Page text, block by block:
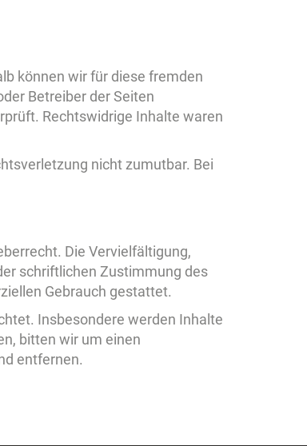
können wir für diese fremden
Betreiber der Seiten
Rechtswidrige Inhalte waren
nicht zumutbar. Bei
Die Vervielfältigung,
schriftlichen Zustimmung des
Gebrauch gestattet.
Insbesondere werden Inhalte
bitten wir um einen
entfernen.